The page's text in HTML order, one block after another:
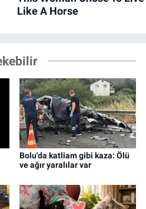
Bolu'da katliam gibi kaza: Ölü
ve ağır yaralılar var